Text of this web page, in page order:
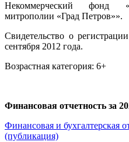
Некоммерческий фонд
митрополии «Град Петров»».
Свидетельство о
сентября 2012 года.
Возрастная категория: 6+
Финансовая отчетность за
Финансовая и бухгалтерская
(публикация)